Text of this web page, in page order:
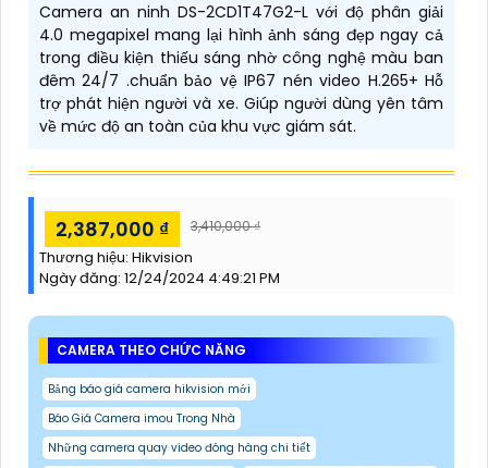
Camera an ninh DS-2CD1T47G2-L với độ phân giải
4.0 megapixel mang lại hình ảnh sáng đẹp ngay cả
trong điều kiện thiếu sáng nhờ công nghệ màu ban
đêm 24/7 .chuẩn bảo vệ IP67 nén video H.265+ Hỗ
trợ phát hiện người và xe. Giúp người dùng yên tâm
về mức độ an toàn của khu vực giám sát.
2,387,000 ₫ 3,410,000 ₫
Thương hiệu: Hikvision
Ngày đăng: 12/24/2024 4:49:21 PM
CAMERA THEO CHỨC NĂNG
Bảng báo giá camera hikvision mới
Báo Giá Camera imou Trong Nhà
Những camera quay video đóng hàng chi tiết